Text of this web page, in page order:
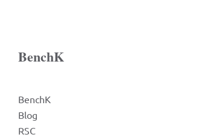
BenchK
BenchK
Blog
RSC